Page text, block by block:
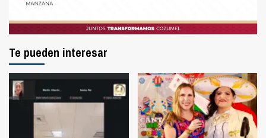
Te pueden interesar